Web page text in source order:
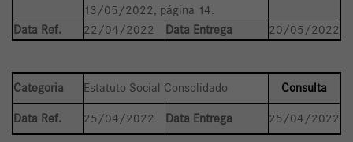
13/05/2022, página 14.
Data Ref. 22/04/2022 Data Entrega 20/05/2022
Categoria Estatuto Social Consolidado Consulta
Data Ref. 25/04/2022 Data Entrega 25/04/2022